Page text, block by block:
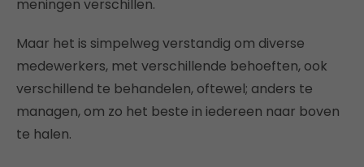
meningen verschillen.
Maar het is simpelweg verstandig om diverse
medewerkers, met verschillende behoeften, ook
verschillend te behandelen, oftewel; anders te
managen, om zo het beste in iedereen naar boven
te halen.